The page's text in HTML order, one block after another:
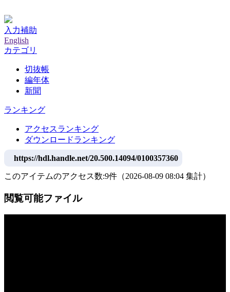
入力補助
English
カテゴリ
切抜帳
編年体
新聞
ランキング
アクセスランキング
ダウンロードランキング
https://hdl.handle.net/20.500.14094/0100357360
このアイテムのアクセス数:9件 （2026-08-09 08:04 集計）
閲覧可能ファイル